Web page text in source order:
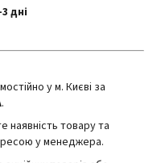
дні
у м. Києві за
.
наявність товару та
у менеджера.